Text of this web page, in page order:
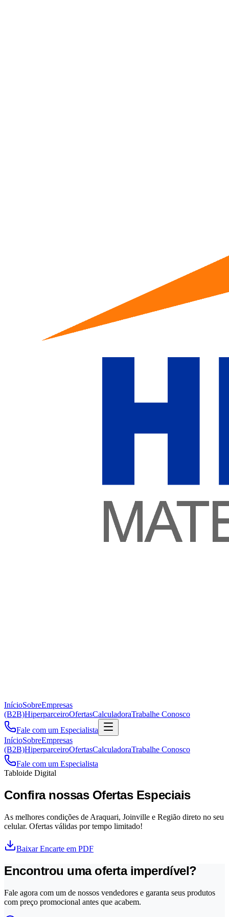
InícioSobreEmpresas
(B2B)HiperparceiroOfertasCalculadoraTrabalhe Conosco
Fale com um Especialista
InícioSobreEmpresas
(B2B)HiperparceiroOfertasCalculadoraTrabalhe Conosco
Fale com um Especialista
Tabloide Digital
Confira nossas Ofertas Especiais
As melhores condições de Araquari, Joinville e Região direto no seu
celular. Ofertas válidas por tempo limitado!
Baixar Encarte em PDF
Encontrou uma oferta imperdível?
Fale agora com um de nossos vendedores e garanta seus produtos
com preço promocional antes que acabem.